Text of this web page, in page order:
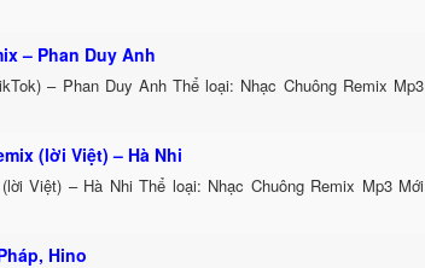
– Phan Duy Anh
– Phan Duy Anh Thể loại: Nhạc Chuông Remix Mp3
(lời Việt) – Hà Nhi
Việt) – Hà Nhi Thể loại: Nhạc Chuông Remix Mp3 Mới
Hino